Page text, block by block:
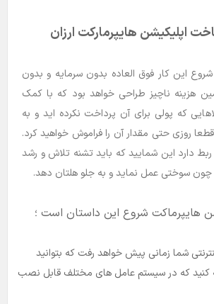
اپلیکیشن هایپرمارکت ارزان
شروع این کار فوق­ العاده بدون سرمایه و بدون
هزینه ناچیز طراحی خواهد بود که با کمک
که پولی برای آن پرداخت نکرده ­اید و به
قطعا روزی حتی مقدار آن را فراموش خواهید کرد.
دارد این شمایید که باید تشنه تلاش و رشد
چون سوختی عمل نماید و به جلو هلتان دهد.
هایپرماکت شروع این داستان است ؛
شما زمانی پیش خواهد رفت که بتوانید
کنید که در سیستم عامل های مختلف قابل نصب